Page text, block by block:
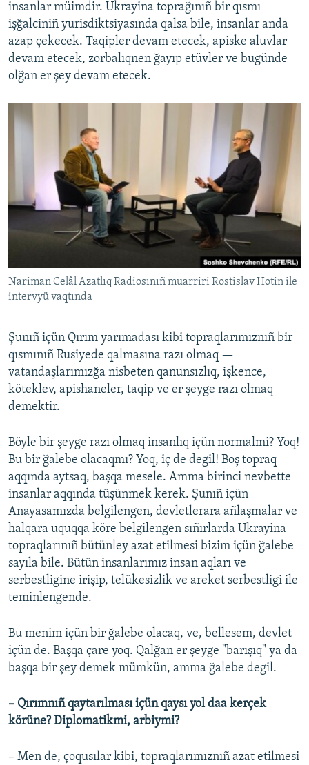
insanlar müimdir. Ukrayina toprağınıñ bir qısmı
işğalciniñ yurisdiktsiyasında qalsa bile, insanlar anda
azap çekecek. Taqipler devam etecek, apiske aluvlar
devam etecek, zorbalıqnen ğayıp etüvler ve bugünde
olğan er şey devam etecek.
Nariman Celâl Azatlıq Radiosınıñ muarriri Rostislav Hotin ile
intervyü vaqtında
Şunıñ içün Qırım yarımadası kibi topraqlarımıznıñ bir
qısmınıñ Rusiyede qalmasına razı olmaq —
vatandaşlarımızğa nisbeten qanunsızlıq, işkence,
köteklev, apishaneler, taqip ve er şeyge razı olmaq
demektir.
Böyle bir şeyge razı olmaq insanlıq içün normalmi? Yoq!
Bu bir ğalebe olacaqmı? Yoq, iç de degil! Boş topraq
aqqında aytsaq, başqa mesele. Amma birinci nevbette
insanlar aqqında tüşünmek kerek. Şunıñ içün
Anayasamızda belgilengen, devletlerara añlaşmalar ve
halqara uquqqa köre belgilengen sıñırlarda Ukrayina
topraqlarınıñ bütünley azat etilmesi bizim içün ğalebe
sayıla bile. Bütün insanlarımız insan aqları ve
serbestligine irişip, telükesizlik ve areket serbestligi ile
teminlengende.
Bu menim içün bir ğalebe olacaq, ve, bellesem, devlet
içün de. Başqa çare yoq. Qalğan er şeyge "barışıq" ya da
başqa bir şey demek mümkün, amma ğalebe degil.
– Qırımnıñ qaytarılması içün qaysı yol daa kerçek
körüne? Diplomatikmi, arbiymi?
– Men de, çoqusılar kibi, topraqlarımıznıñ azat etilmesi